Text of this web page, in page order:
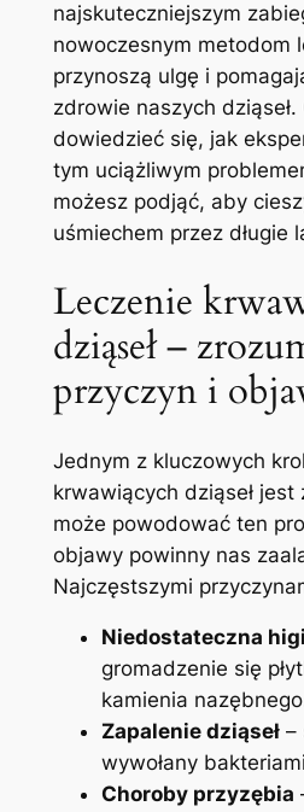
najskuteczniejszym
nowoczesnym metodom
przynoszą ulgę i
zdrowie naszych
dowiedzieć się, jak
tym uciążliwym
możesz podjąć, aby
uśmiechem przez długie
Leczenie
dziąseł –
przyczyn i
Jednym z kluczowych
krwawiących dziąseł jest
może powodować ten
objawy powinny nas
Najczęstszymi
Niedostateczna
gromadzenie się
kamienia
Zapalenie dziąseł–
wywołany
Choroby przyzębia